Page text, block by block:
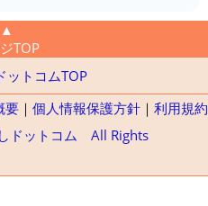
▲
TOP
ットコムTOP
要 ｜ 個人情報保護方針 ｜ 利用規約
ドットコム All Rights